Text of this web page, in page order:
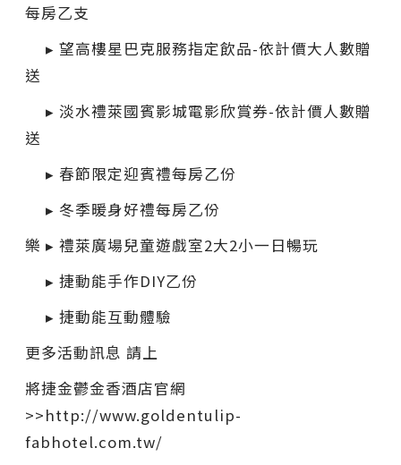
每房乙支
▸ 望高樓星巴克服務指定飲品-依計價大人數贈
送
▸ 淡水禮萊國賓影城電影欣賞券-依計價人數贈
送
▸ 春節限定迎賓禮每房乙份
▸ 冬季暖身好禮每房乙份
樂 ▸ 禮萊廣場兒童遊戲室2大2小一日暢玩
▸ 捷動能手作DIY乙份
▸ 捷動能互動體驗
更多活動訊息 請上
將捷金鬱金香酒店官網
>>http://www.goldentulip-
fabhotel.com.tw/